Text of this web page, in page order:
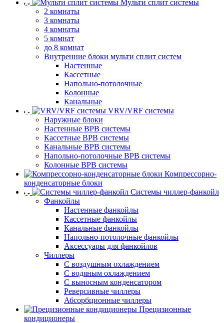
Мульти сплит системы
2 комнаты
3 комнаты
4 комнаты
5 комнат
до 8 комнат
Внутренние блоки мульти сплит систем
Настенные
Кассетные
Напольно-потолочные
Колонные
Канальные
VRV/VRF системы
Наружные блоки
Настенные ВРВ системы
Кассетные ВРВ системы
Канальные ВРВ системы
Напольно-потолочные ВРВ системы
Колонные ВРВ системы
Компрессорно-
конденсаторные блоки
Системы чиллер-фанкойл
Фанкойлы
Настенные фанкойлы
Кассетные фанкойлы
Канальные фанкойлы
Напольно-потолочные фанкойлы
Аксессуары для фанкойлов
Чиллеры
С воздушным охлаждением
С водяным охлаждением
С выносным конденсатором
Реверсивные чиллеры
Абсорбционные чиллеры
Прецизионные
кондиционеры